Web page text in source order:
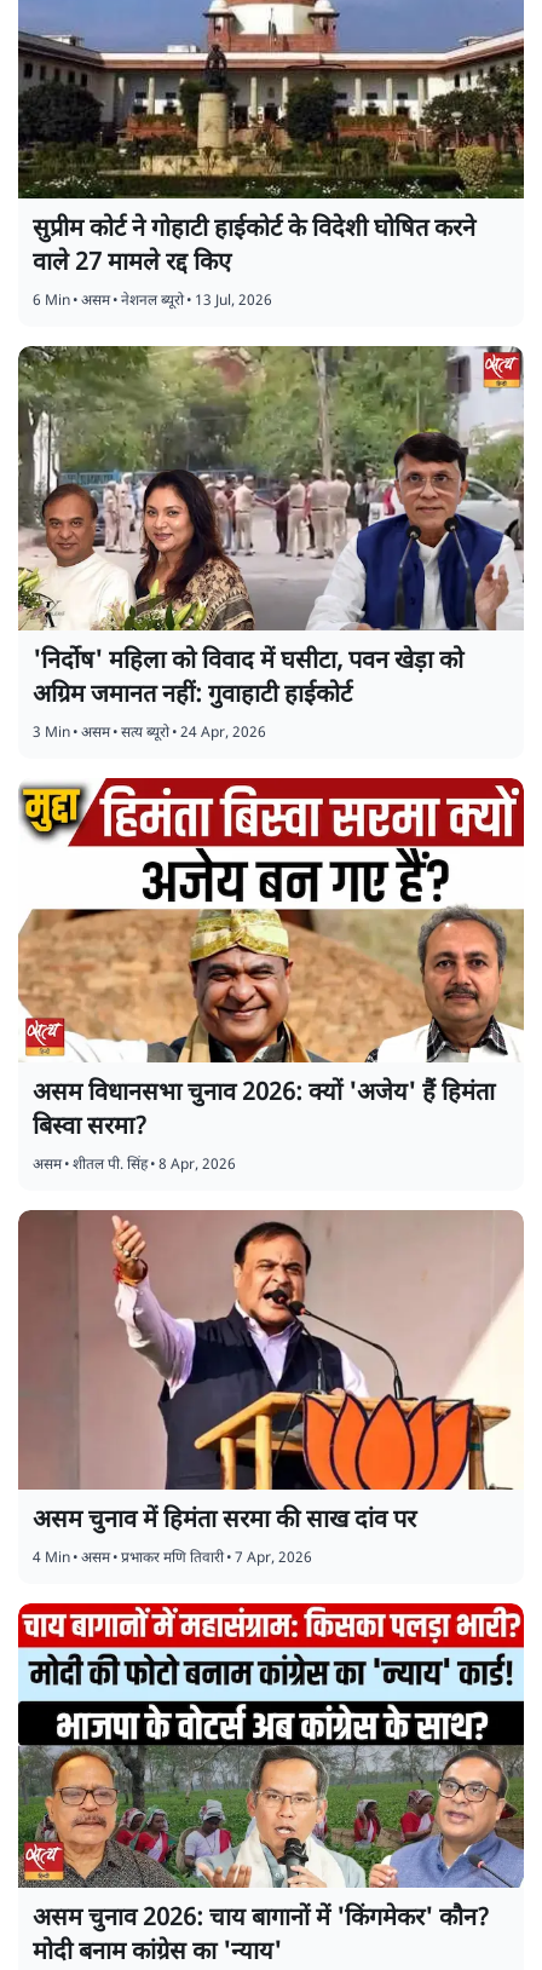
सुप्रीम कोर्ट ने गोहाटी हाईकोर्ट के विदेशी घोषित करने
वाले 27 मामले रद्द किए
6 Min•असम•नेशनल ब्यूरो• 13 Jul, 2026
'निर्दोष' महिला को विवाद में घसीटा, पवन खेड़ा को
अग्रिम जमानत नहीं: गुवाहाटी हाईकोर्ट
3 Min•असम•सत्य ब्यूरो•24 Apr, 2026
असम विधानसभा चुनाव 2026: क्यों 'अजेय' हैं हिमंता
बिस्वा सरमा?
असम•शीतल पी. सिंह•8 Apr, 2026
असम चुनाव में हिमंता सरमा की साख दांव पर
4 Min•असम•प्रभाकर मणि तिवारी•7 Apr, 2026
असम चुनाव 2026: चाय बागानों में 'किंगमेकर' कौन?
मोदी बनाम कांग्रेस का 'न्याय'